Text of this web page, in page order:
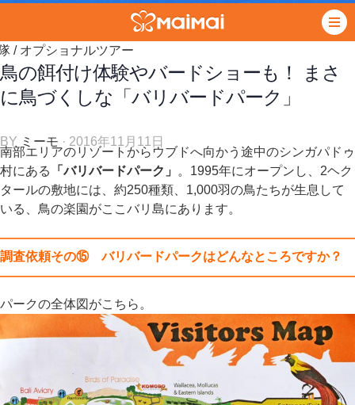
/ オプショナルツアー
鳥の餌付け体験やバードショーも！ まさ
に鳥づくしな「バリバードパーク」
BY ミーモ · 2016年11月11日
南部エリアのリゾートからウブドへ向かう途中のシンガパドゥ
村にある
「バリバードパーク」
。1995年にオープンし、2ヘク
タールの敷地には、約250種類、1,000羽の鳥たちが生息して
いる、鳥の楽園がここバリ島にあります。
調査依頼その⑮ バリバードパークはどんなところですか？
パークの全体図がこちら。